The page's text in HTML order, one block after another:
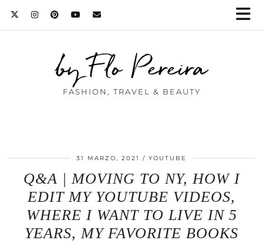
by Flo Pereira
FASHION, TRAVEL & BEAUTY
31 MARZO, 2021 YOUTUBE
Q&A | MOVING TO NY, HOW I
EDIT MY YOUTUBE VIDEOS,
WHERE I WANT TO LIVE IN 5
YEARS, MY FAVORITE BOOKS